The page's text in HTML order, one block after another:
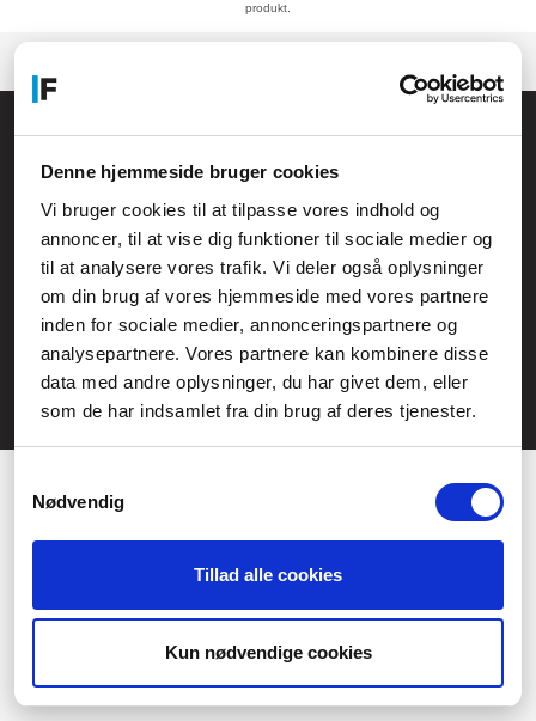
Denne hjemmeside bruger cookies
Vi bruger cookies til at tilpasse vores indhold og
annoncer, til at vise dig funktioner til sociale medier og
til at analysere vores trafik. Vi deler også oplysninger
om din brug af vores hjemmeside med vores partnere
inden for sociale medier, annonceringspartnere og
analysepartnere. Vores partnere kan kombinere disse
data med andre oplysninger, du har givet dem, eller
som de har indsamlet fra din brug af deres tjenester.
Nødvendig
Tillad alle cookies
Kun nødvendige cookies
produkt.
kundservice@fcomputer.se
Service- och reklamationsavdelningen:
service@fcomputer.se
Webbplatskarta
Kundcenter
3 veckors returrätt
Ångra köp
Skapa klagomål
Datasäkerhet/cookies